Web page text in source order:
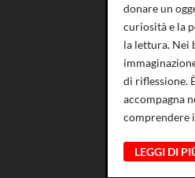
donare un
curiosità e la
la lettura. Nei
di riflessione.
accompagna
comprendere
LEGGI DI